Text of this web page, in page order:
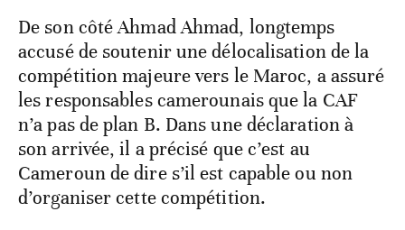
De son côté Ahmad Ahmad, longtemps
accusé de soutenir une délocalisation de la
compétition majeure vers le Maroc, a assuré
les responsables camerounais que la CAF
n’a pas de plan B. Dans une déclaration à
son arrivée, il a précisé que c’est au
Cameroun de dire s’il est capable ou non
d’organiser cette compétition.